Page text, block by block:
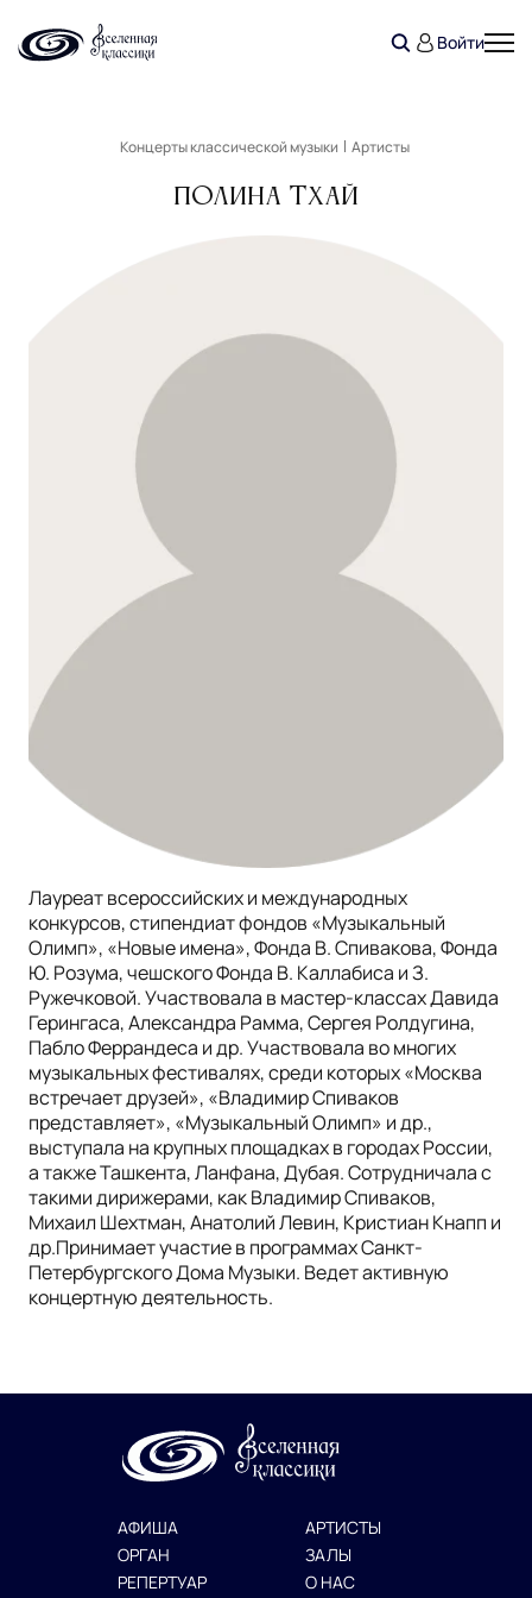
Войти
Концерты классической музыки Артисты
Полина Тхай
Лауреат всероссийских и международных
конкурсов, стипендиат фондов «Музыкальный
Олимп», «Новые имена», Фонда В. Спивакова, Фонда
Ю. Розума, чешского Фонда В. Каллабиса и З.
Ружечковой. Участвовала в мастер-классах Давида
Герингаса, Александра Рамма, Сергея Ролдугина,
Пабло Феррандеса и др. Участвовала во многих
музыкальных фестивалях, среди которых «Москва
встречает друзей», «Владимир Спиваков
представляет», «Музыкальный Олимп» и др.,
выступала на крупных площадках в городах России,
а также Ташкента, Ланфана, Дубая. Сотрудничала с
такими дирижерами, как Владимир Спиваков,
Михаил Шехтман, Анатолий Левин, Кристиан Кнапп и
др.Принимает участие в программах Санкт-
Петербургского Дома Музыки. Ведет активную
концертную деятельность.
АФИША
ОРГАН
РЕПЕРТУАР
АРТИСТЫ
ЗАЛЫ
О НАС